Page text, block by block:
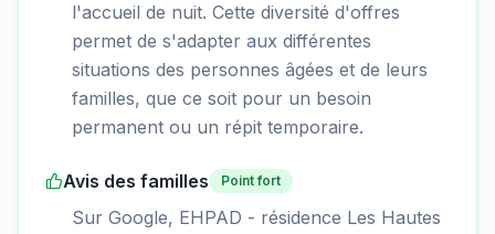
l'accueil de nuit. Cette diversité d'offres
permet de s'adapter aux différentes
situations des personnes âgées et de leurs
familles, que ce soit pour un besoin
permanent ou un répit temporaire.
Avis des familles Point fort
Sur Google, EHPAD - résidence Les Hautes